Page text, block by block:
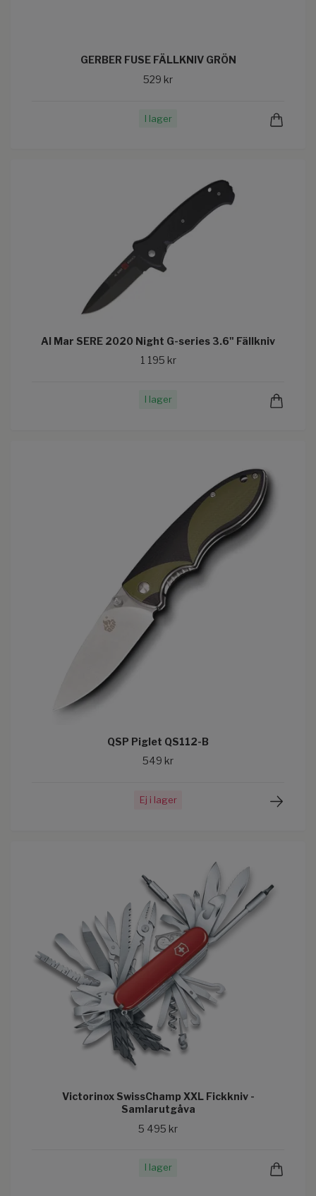
GERBER FUSE FÄLLKNIV GRÖN
529 kr
I lager
Al Mar SERE 2020 Night G-series 3.6" Fällkniv
1 195 kr
I lager
QSP Piglet QS112-B
549 kr
Ej i lager
Victorinox SwissChamp XXL Fickkniv -
Samlarutgåva
5 495 kr
I lager